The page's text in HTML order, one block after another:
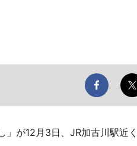
が12月3日、JR加古川駅近